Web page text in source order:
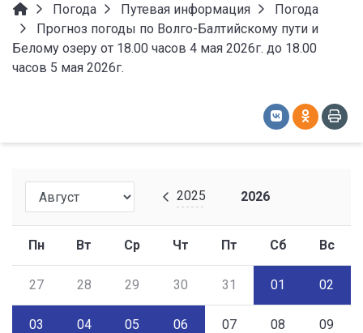
Погода Путевая информация
Погода
Прогноз погоды по Волго-Балтийскому пути и
Белому озеру от 18.00 часов 4 мая 2026г. до 18.00
часов 5 мая 2026г.
2025 2026
Пн Вт Ср Чт Пт Сб Вс
27 28 29 30 31 01 02
03 04 05 06 07 08 09